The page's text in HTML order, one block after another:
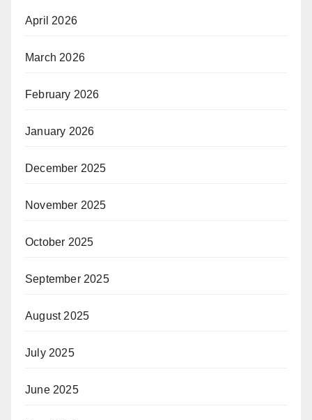
April 2026
March 2026
February 2026
January 2026
December 2025
November 2025
October 2025
September 2025
August 2025
July 2025
June 2025